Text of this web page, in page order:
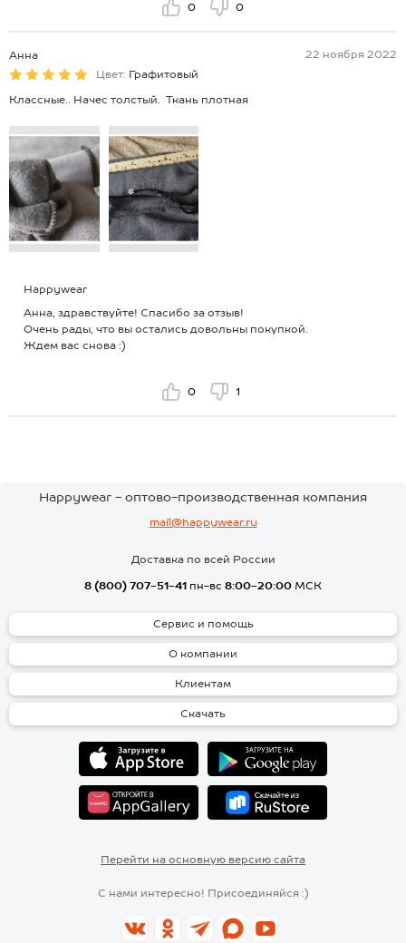
0 0
Анна
22 ноября 2022
Цвет: Графитовый
Классные.. Начес толстый. Ткань плотная
Happywear
Анна, здравствуйте! Спасибо за отзыв!
Очень рады, что вы остались довольны покупкой.
Ждем вас снова :)
0 1
Happywear - оптово-производственная компания
mail@happywear.ru
Доставка по всей России
8 (800) 707-51-41 пн-вс 8:00-20:00 МСК
Сервис и помощь
О компании
Клиентам
Скачать
Перейти на основную версию сайта
С нами интересно! Присоединяйся :)